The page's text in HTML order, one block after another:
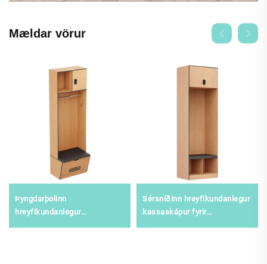
Mældar vörur
Þyngdarþolinn
hreyfikundanlegur
Sérsníðinn hreyfikundanlegur
kassaskápur fyrir